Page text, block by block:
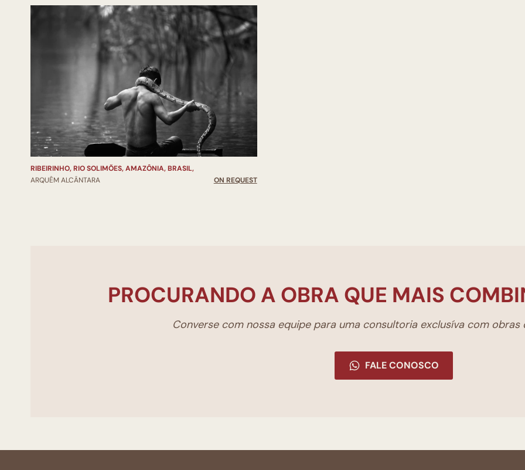
RIBEIRINHO, RIO SOLIMÕES, AMAZÔNIA, BRASIL,
ARQUÊM ALCÂNTARA
ON REQUEST
PROCURANDO A OBRA QUE MAIS
Converse com nossa equipe para uma consultoria exclusíva com obras
FALE CONOSCO